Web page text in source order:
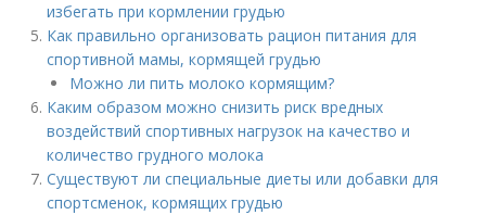
избегать при кормлении грудью
Как правильно организовать рацион питания для
спортивной мамы, кормящей грудью
Можно ли пить молоко кормящим?
Каким образом можно снизить риск вредных
воздействий спортивных нагрузок на качество и
количество грудного молока
Существуют ли специальные диеты или добавки для
спортсменок, кормящих грудью